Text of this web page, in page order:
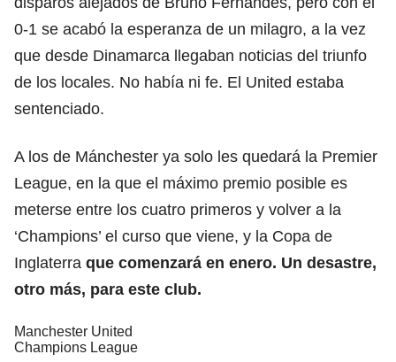
0-1 se acabó la esperanza de un milagro, a la vez
que desde Dinamarca llegaban noticias del triunfo
de los locales. No había ni fe. El United estaba
sentenciado.
A los de Mánchester ya solo les quedará la Premier
League, en la que el máximo premio posible es
meterse entre los cuatro primeros y volver a la
‘Champions’ el curso que viene, y la Copa de
Inglaterra que comenzará en enero. Un desastre,
otro más, para este club.
Manchester United
Champions League